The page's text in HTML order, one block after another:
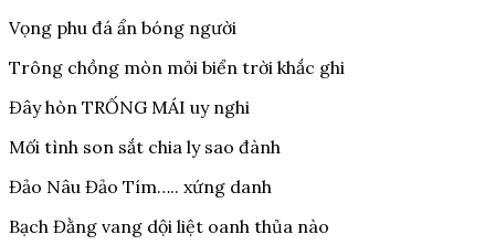
Vọng phu đá ẩn bóng người
Trông chồng mòn mỏi biển trời khắc ghi
Đây hòn TRỐNG MÁI uy nghi
Mối tình son sắt chia ly sao đành
Đảo Nâu Đảo Tím….. xứng danh
Bạch Đằng vang dội liệt oanh thủa nào